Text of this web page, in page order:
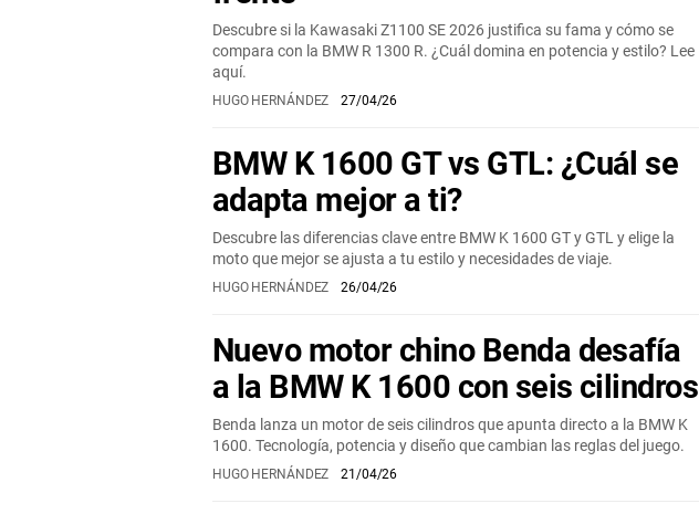
Descubre si la Kawasaki Z1100 SE 2026 justifica su fama y cómo se
compara con la BMW R 1300 R. ¿Cuál domina en potencia y estilo? Lee
aquí.
HUGO HERNÁNDEZ 27/04/26
BMW K 1600 GT vs GTL: ¿Cuál se
adapta mejor a ti?
Descubre las diferencias clave entre BMW K 1600 GT y GTL y elige la
moto que mejor se ajusta a tu estilo y necesidades de viaje.
HUGO HERNÁNDEZ 26/04/26
Nuevo motor chino Benda desafía
a la BMW K 1600 con seis cilindros
Benda lanza un motor de seis cilindros que apunta directo a la BMW K
1600. Tecnología, potencia y diseño que cambian las reglas del juego.
HUGO HERNÁNDEZ 21/04/26